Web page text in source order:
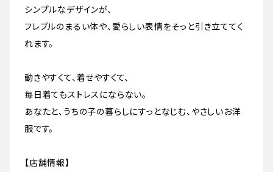
シンプルなデザインが、
フレブルのまるい体や、愛らしい表情をそっと引き立ててく
れます。
動きやすくて、着せやすくて、
毎日着てもストレスにならない。
あなたと、うちの子の暮らしにすっとなじむ、やさしいお洋
服です。
【店舗情報】